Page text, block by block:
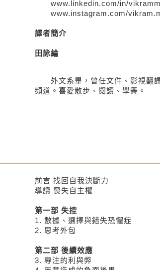
www.linkedin.com/in/
www.instagram.com/
譯者簡介
田詠綸
外文系畢，曾任文件、影視翻
頻道。喜愛散步、閱讀、學舞。
前言 找回自我決斷力
導讀 喪失自主權
第一部 失控
1. 數據、選擇與錯失恐懼症
2. 思考外包
第二部 後續效應
3. 專注的利與弊